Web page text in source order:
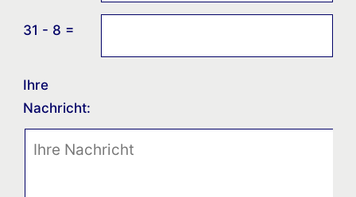
31 - 8 =
Ihre
Nachricht: